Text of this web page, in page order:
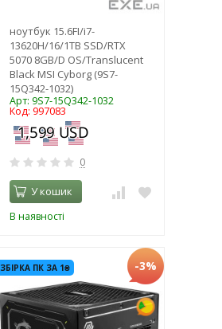
ноутбук 15.6FI/i7-
13620H/16/1TB SSD/RTX
5070 8GB/D OS/Translucent
Black MSI Cyborg (9S7-
15Q342-1032)
Арт: 9S7-15Q342-1032
Код: 997083
0
У кошик
В наявності
ЗБІРКА ПК ЗА 1₴ -3%